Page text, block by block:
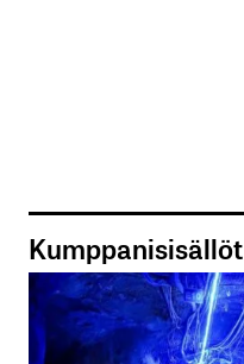
Kumppanisisällöt